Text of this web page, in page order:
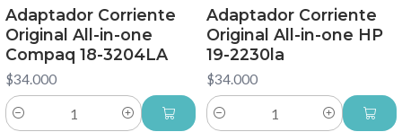
Adaptador Corriente
Original All-in-one
Compaq 18-3204LA
$34.000
Cantidad
Adaptador Corriente
Original All-in-one HP
19-2230la
$34.000
Cantidad